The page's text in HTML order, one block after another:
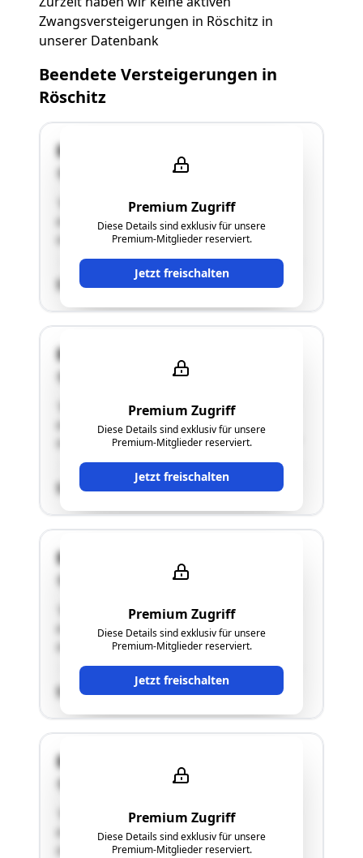
Zwangsversteigerungen in Röschitz in
unserer Datenbank
Beendete Versteigerungen in
Röschitz
Premium Zugriff
Diese Details sind exklusiv für unsere
Premium-Mitglieder reserviert.
Jetzt freischalten
Blumenweg EZ 1189
"Bei der gegenständlichen Liegenschaft handelt
es sich um ein Baugrundstück mit einem
unfertigen Fundament."
SCHÄTZWERT
Premium Zugriff
Diese Details sind exklusiv für unsere
Premium-Mitglieder reserviert.
Jetzt freischalten
Blumenweg EZ 1188
"Bei der gegenständlichen Liegenschaft handelt
es sich um einen Rohbau. Die Liegenschaft teilt
sich in ein Einfamilienhaus und in eine Garage."
SCHÄTZWERT
Premium Zugriff
Diese Details sind exklusiv für unsere
Premium-Mitglieder reserviert.
Jetzt freischalten
Blumenweg EZ 1189
"Bei der gegenständlichen Liegenschaft handelt
es sich um ein Baugrundstück mit einem
unfertigen Fundament."
SCHÄTZWERT
Premium Zugriff
Diese Details sind exklusiv für unsere
Premium-Mitglieder reserviert.
Blumenweg EZ 1189
"Bei der gegenständlichen Liegenschaft handelt
es sich um ein Baugrundstück mit einem
unfertigen Fundament."